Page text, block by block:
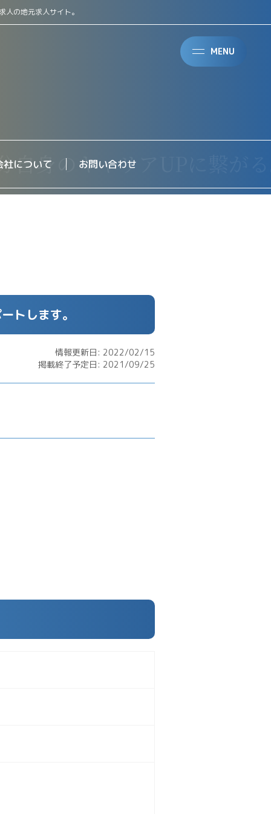
MENU
の地元求人サイト。
社について お問い合わせ
トします。
情報更新日: 2022/02/15
掲載終了予定日: 2021/09/25